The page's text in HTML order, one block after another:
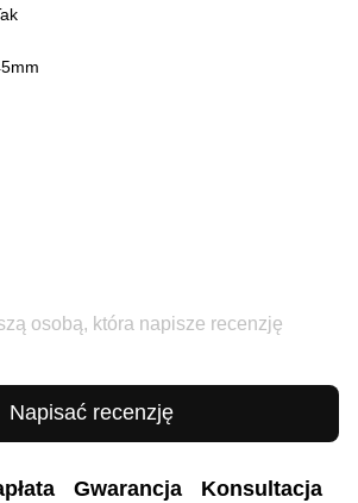
osobą, która napisze recenzję
Napisać recenzję
Gwarancja Konsultacja